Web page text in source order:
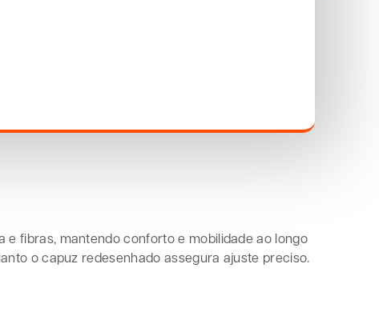
e fibras, mantendo conforto e mobilidade ao longo
o capuz redesenhado assegura ajuste preciso.